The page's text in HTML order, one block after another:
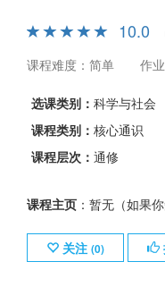
10.0
课程难度：简单
作
选课类别： 科学与社会
课程类别： 核心通识
课程层次： 通修
课程主页：暂无（如果
关注 (0)